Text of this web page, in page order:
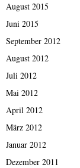
August 2015
Juni 2015
September 2012
August 2012
Juli 2012
Mai 2012
April 2012
März 2012
Januar 2012
Dezember 2011